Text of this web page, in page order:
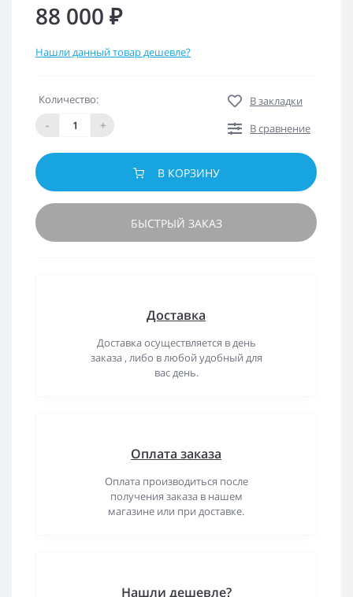
88 000 ₽
Нашли данный товар дешевле?
Количество:
-
+
В закладки
В сравнение
В КОРЗИНУ
БЫСТРЫЙ ЗАКАЗ
Доставка
Доставка осуществляется в день
заказа , либо в любой удобный для
вас день.
Оплата заказа
Оплата производиться после
получения заказа в нашем
магазине или при доставке.
Нашли дешевле?